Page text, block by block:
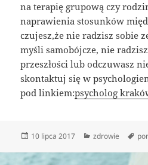
na terapię grupową czy
naprawienia stosunków
czujesz,że nie radzisz sobie
myśli samobójcze, nie
przeszłości lub odczuwasz
skontaktuj się w
pod linkiem:psycholog
Data
10 lipca 2017 Kategorie
zdrowie